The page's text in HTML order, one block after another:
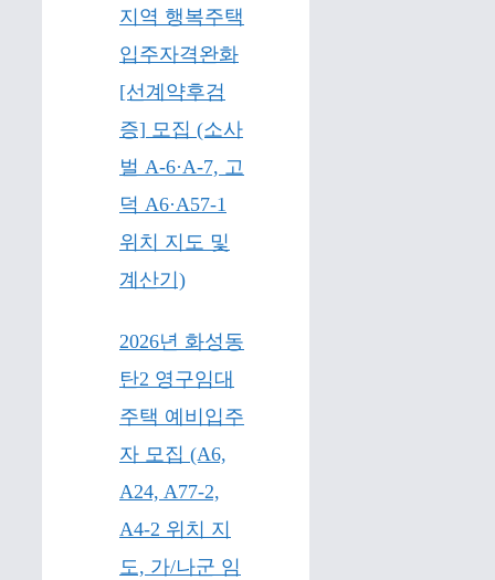
지역 행복주택
입주자격완화
[선계약후검
증] 모집 (소사
벌 A-6·A-7, 고
덕 A6·A57-1
위치 지도 및
계산기)
2026년 화성동
탄2 영구임대
주택 예비입주
자 모집 (A6,
A24, A77-2,
A4-2 위치 지
도, 가/나군 임